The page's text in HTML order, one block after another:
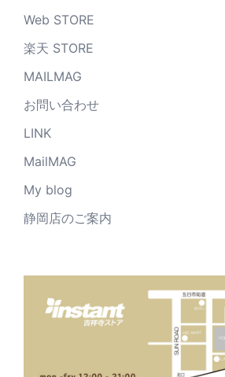
Web STORE
楽天 STORE
MAILMAG
お問い合わせ
LINK
MailMAG
My blog
静岡店のご案内